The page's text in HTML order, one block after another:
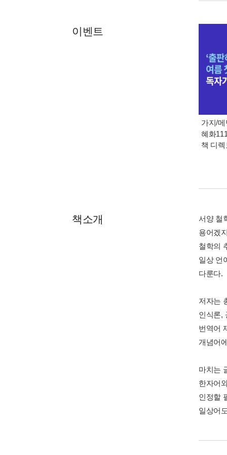
이벤트
가지/
혜화
책 디
책소개
서양 철
용어겠
철학의
일상 언
다룬다.
저자는
인식론,
번역어
개념어
마치는
한자어
인정할
일상어